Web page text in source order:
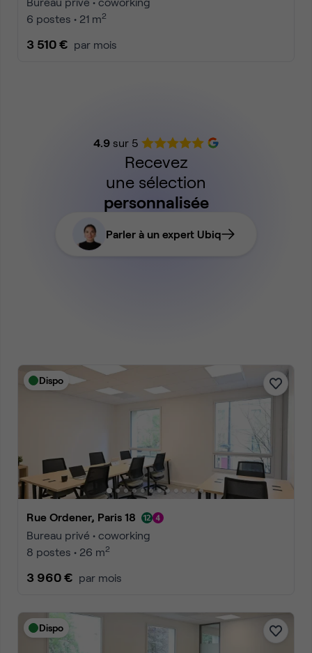
6 postes • 21 m2
3 510 € par mois
4.9sur 5
Recevez
une sélection
personnalisée
Parler à un expert Ubiq
Dispo
Rue Ordener, Paris 18
Bureau privé • coworking
8 postes • 26 m2
3 960 € par mois
Dispo